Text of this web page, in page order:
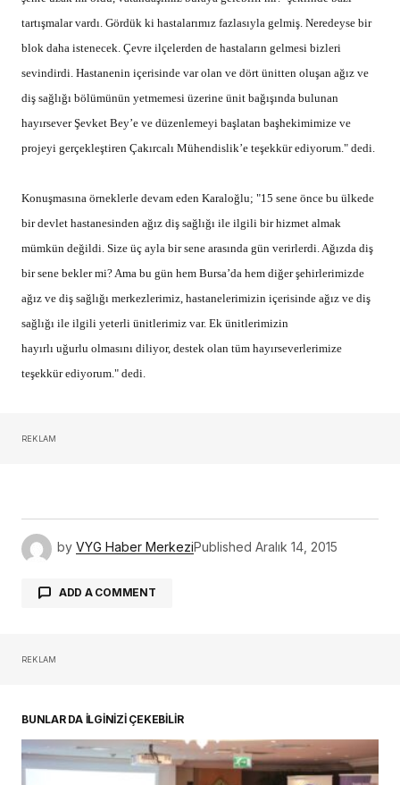
tartışmalar vardı. Gördük ki hastalarımız fazlasıyla gelmiş. Neredeyse bir
blok daha istenecek. Çevre ilçelerden de hastaların gelmesi bizleri
sevindirdi. Hastanenin içerisinde var olan ve dört ünitten oluşan ağız ve
diş sağlığı bölümünün yetmemesi üzerine ünit bağışında bulunan
hayırsever Şevket Bey’e ve düzenlemeyi başlatan başhekimimize ve
projeyi gerçekleştiren Çakırcalı Mühendislik’e teşekkür ediyorum." dedi.
Konuşmasına örneklerle devam eden Karaloğlu; "15 sene önce bu ülkede
bir devlet hastanesinden ağız diş sağlığı ile ilgili bir hizmet almak
mümkün değildi. Size üç ayla bir sene arasında gün verirlerdi. Ağızda diş
bir sene bekler mi? Ama bu gün hem Bursa’da hem diğer şehirlerimizde
ağız ve diş sağlığı merkezlerimiz, hastanelerimizin içerisinde ağız ve diş
sağlığı ile ilgili yeterli ünitlerimiz var. Ek ünitlerimizin
hayırlı uğurlu olmasını diliyor, destek olan tüm hayırseverlerimize
teşekkür ediyorum." dedi.
REKLAM
by VYG Haber MerkeziPublished Aralık 14, 2015
ADD A COMMENT
REKLAM
BUNLAR DA İLGİNİZİ ÇEKEBİLİR